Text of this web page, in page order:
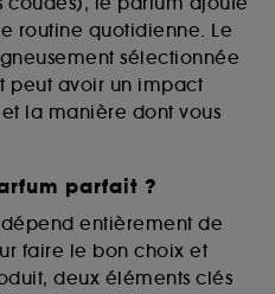
routine quotidienne. Le
sélectionnée
peut avoir un impact
la manière dont vous
parfait ?
entièrement de
faire le bon choix et
deux éléments clés
l’authentification
d’accéder à votre
visite sur le site
identifiant et mot de
le dépôt et la
votre accord. Vous
concernant le dépôt
"personnaliser mes
de "tout accepter".